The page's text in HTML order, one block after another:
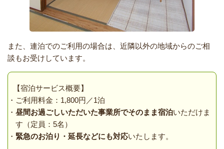
また、連泊でのご利用の場合は、近隣以外の地域からのご相
談もお受けしています。
【宿泊サービス概要】
ご利用料金：1,800円／1泊
昼間お過ごしいただいた事業所でそのまま宿泊いただけま
す（定員：5名）
緊急のお泊り・延長などにも対応いたします。